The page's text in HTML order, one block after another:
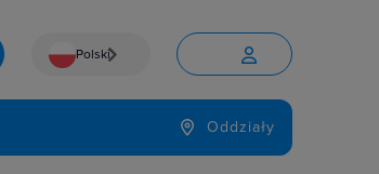
Polski
Język

Oddziały